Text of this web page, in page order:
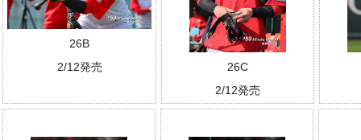
26B
2/12発売
26C
2/12発売